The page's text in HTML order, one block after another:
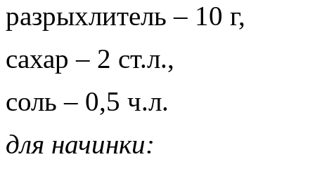
разрыхлитель – 10 г,
сахар – 2 ст.л.,
соль – 0,5 ч.л.
для начинки: